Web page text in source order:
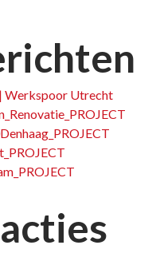
Werkspoor Utrecht